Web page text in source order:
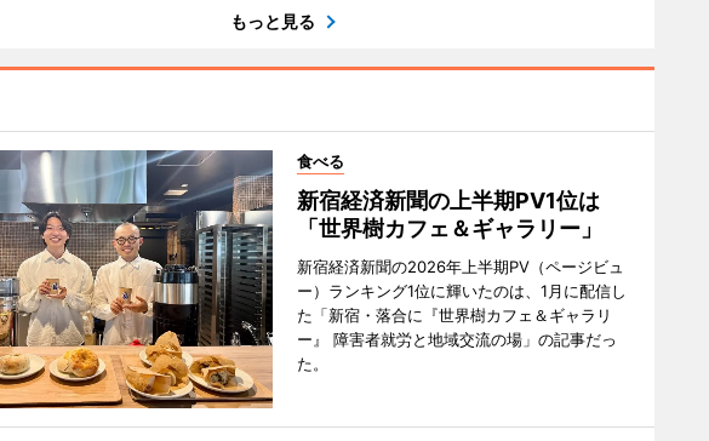
もっと見る
食べる
新宿経済新聞の上半期PV1位は
「世界樹カフェ＆ギャラリー」
新宿経済新聞の2026年上半期PV（ページビュ
ー）ランキング1位に輝いたのは、1月に配信し
た「新宿・落合に『世界樹カフェ＆ギャラリ
ー』 障害者就労と地域交流の場」の記事だっ
た。